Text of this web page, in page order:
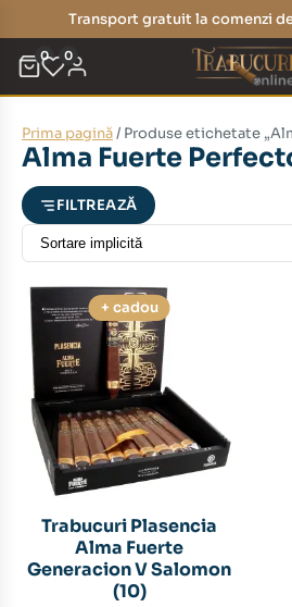
Transport gratuit la comenzi
0 0
Prima pagină/ Produse etichetate
Alma Fuerte
FILTREAZĂ
+ cadou
Trabucuri Plasencia
Alma Fuerte
Generacion V Salomon
(10)